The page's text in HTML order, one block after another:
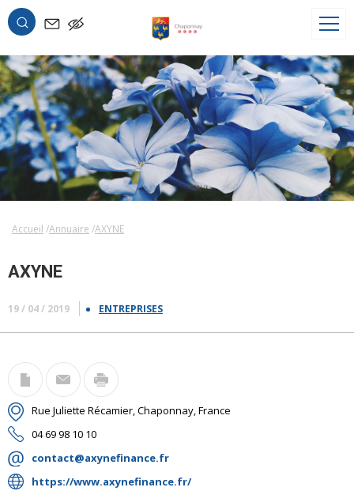
OK
Accueil Annuaire AXYNE
AXYNE
19 / 04 / 2019 ENTREPRISES
Rue Juliette Récamier, Chaponnay, France
04 69 98 10 10
contact@axynefinance.fr
https://www.axynefinance.fr/